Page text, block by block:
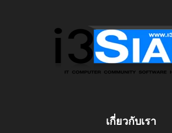
เกี่ยวกับเรา